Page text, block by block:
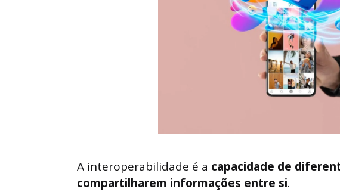
A interoperabilidade é a capacidade de
compartilharem informações entre si.